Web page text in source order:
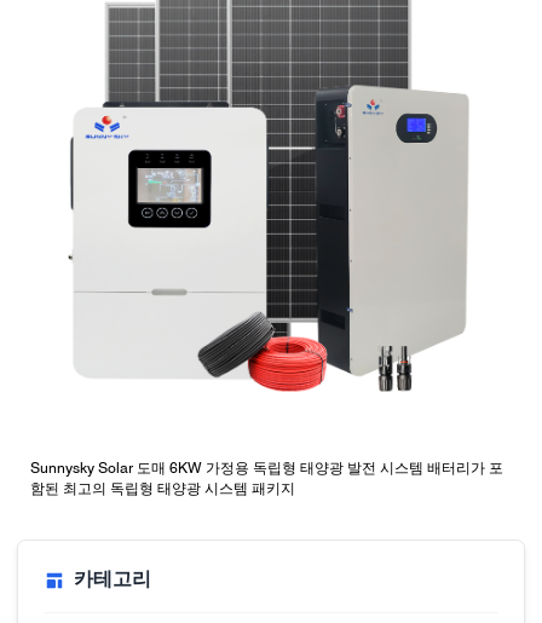
Sunnysky Solar 도매 6KW 가정용 독립형 태양광 발전 시스템 배터리가 포
함된 최고의 독립형 태양광 시스템 패키지
카테고리